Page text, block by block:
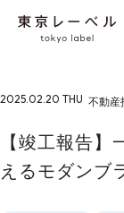
2025.02.20 THU 不動産
【竣工報告
えるモダンブ